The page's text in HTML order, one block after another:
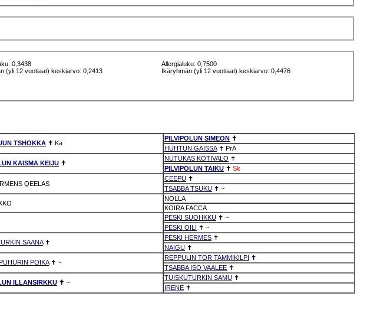
0,3438
(yli 12 vuotiaat) keskiarvo: 0,2413
Allergialuku: 0,7500
Ikäryhmän (yli 12 vuotiaat) keskiarvo: 0,4476
TSHOKKA ✝ Ka
PILVIPOLUN SIMEON ✝
HUHTUN GAISSA✝ PrA
KAISMA KEIJU ✝
NUTUKAS KOTIVALO ✝
PILVIPOLUN TAIKU ✝ Sk
QEELAS
CEEPU ✝
TSABBA TSUKU ✝ ~
NOLLA
KOIRA FACCA
PESKI SUOHKKU ✝ ~
PESKI OILI ✝ ~
SAANA✝
PESKI HERMES ✝
NAIGU ✝
POIKA✝ ~
REPPULIN TOR TAMMIKILPI ✝
TSABBA ISO VAALEE ✝
ILLANSIRKKU ✝ ~
TUISKUTURKIN SAMU ✝
IRENE ✝